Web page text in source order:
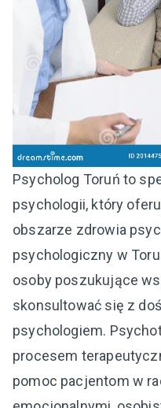
Psycholog Toruń to
psychologii, który
obszarze zdrowia
psychologiczny w
osoby poszukujące
skonsultować się z
psychologiem.
procesem
pomoc pacjentom w